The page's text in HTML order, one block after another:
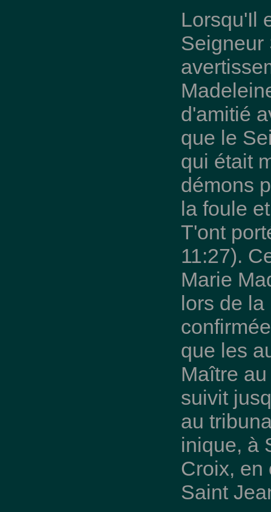
Lorsqu'Il
Seigneur
d'amitié
que le
qui était
démons
la foule
T'ont
11:27).
Marie
lors de la
que les
Maître
suivit
au
inique, à
Croix, en
Saint